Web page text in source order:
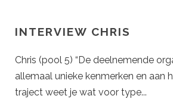
INTERVIEW CHRIS
Chris (pool 5) “De deelnemende
allemaal unieke kenmerken en aan
traject weet je wat voor type...